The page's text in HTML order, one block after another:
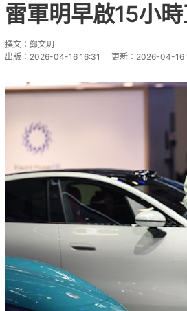
雷軍明早啟15小
撰文： 鄭文玥
出版： 2026-04-16 16:31 更新： 2026-04-16